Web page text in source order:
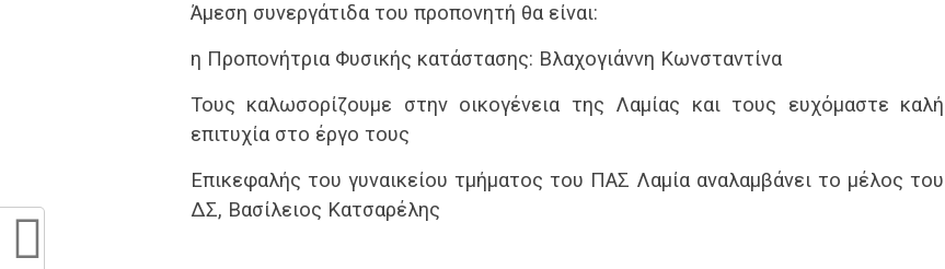
Άμεση συνεργάτιδα του προπονητή θα είναι:
η Προπονήτρια Φυσικής κατάστασης: Βλαχογιάννη Κωνσταντίνα
Τους καλωσορίζουμε στην οικογένεια της Λαμίας και τους ευχόμαστε καλή
επιτυχία στο έργο τους
Επικεφαλής του γυναικείου τμήματος του ΠΑΣ Λαμία αναλαμβάνει το μέλος του
ΔΣ, Βασίλειος Κατσαρέλης